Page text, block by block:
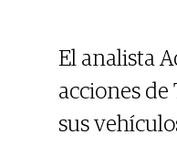
El analista
acciones
sus